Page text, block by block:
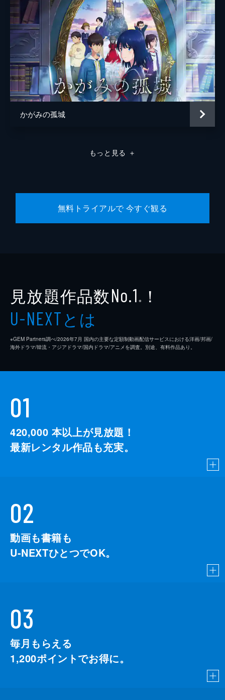
かがみの孤城
もっと見る ＋
無料トライアルで 今すぐ観る
見放題作品数No.1 ※ ！
U-NEXTとは
※GEM Partners調べ/2026年7⽉ 国内の主要な定額制動画配信サービスにおける洋画/邦画/
海外ドラマ/韓流・アジアドラマ/国内ドラマ/アニメを調査。別途、有料作品あり。
01
420,000 本以上が見放題！
最新レンタル作品も充実。
02
動画も書籍も
U-NEXTひとつでOK。
03
毎月もらえる
1,200ポイントでお得に。